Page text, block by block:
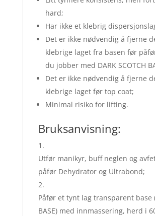
hard;
Har ikke et klebrig
Det er ikke nødvendig å fjerne
klebrige laget fra basen før
du jobber med DARK SCOTCH
Det er ikke nødvendig å fjerne
klebrige laget før top coat;
Minimal risiko for lifting.
Bruksanvisning:
Utfør manikyr, buff neglen og
påfør Dehydrator og Ultrabond;
Påfør et tynt lag transparent base
BASE) med innmassering, herd i